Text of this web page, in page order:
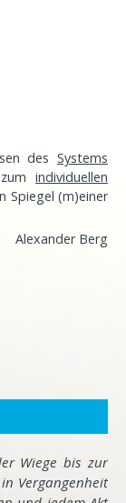
des Systems
individuellen
Spiegel (m)einer
Alexander Berg
Wiege bis zur
Vergangenheit